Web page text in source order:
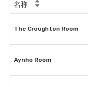
名称
The Croughton Room
Aynho Room